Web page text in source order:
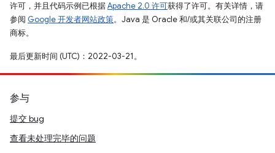
许可，并且代码示例已根据Apache 2.0 许可获得了许可。有关详情，请
参阅 Google 开发者网站政策。Java 是 Oracle 和/或其关联公司的注册
商标。
最后更新时间 (UTC)：2022-03-21。
参与
提交 bug
查看未处理完毕的问题